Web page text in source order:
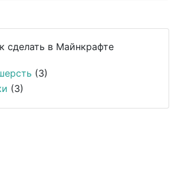
(3)
(3)